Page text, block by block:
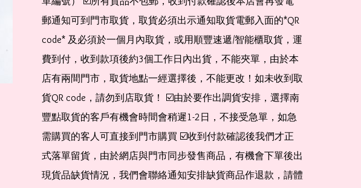
郵通知可到門市取貨，取貨必須出示通知取貨電郵入面的*QR
code* 及必須於一個月內取貨，或用順豐速遞/智能櫃取貨，運
費到付，收到款項後約3個工作日內出貨，不能夾單，由於本
店有兩間門市，取貨地點一經選擇後，不能更改！如未收到取
貨QR code，請勿到店取貨！ ☑️由於要作出調貨安排，選擇南
豐點取貨的客戶有機會時間會稍遲1-2日，不接受急單，如急
需購買的客人可直接到門市購買 ☑️收到付款確認後我們才正
式落單留貨，由於網店與門市同步發售商品，有機會下單後出
現貨品缺貨情況，我們會聯絡通知安排缺貨商品作退款，請體